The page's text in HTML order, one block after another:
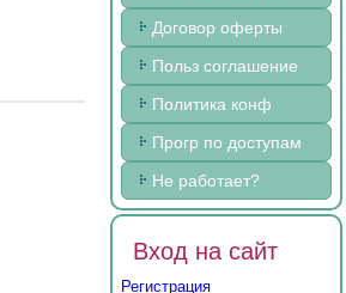
Договор оферты
Польз соглашение
Политика конф
Прогр по доступам
Не работает?
Вход на сайт
Регистрация